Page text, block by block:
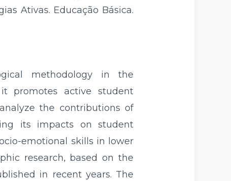
Ativas. Educação Básica.
methodology in the
promotes active student
the contributions of
its impacts on student
emotional skills in lower
research, based on the
in recent years. The